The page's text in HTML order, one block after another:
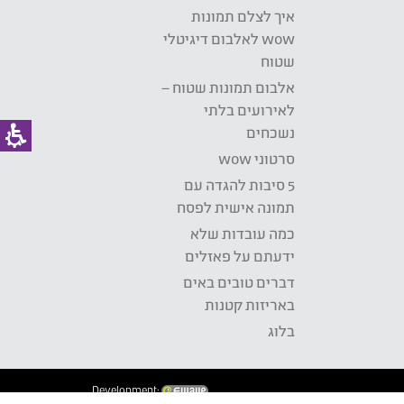
איך לצלם תמונות
wow לאלבום דיגיטלי
שטוח
אלבום תמונות שטוח –
לאירועים בלתי
נשכחים
סרטוני wow
5 סיבות להגדה עם
תמונה אישית לפסח
כמה עובדות שלא
ידעתם על פאזלים
דברים טובים באים
באריזות קטנות
בלוג
Development: